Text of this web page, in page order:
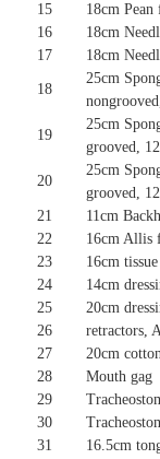
15
18cm Pean
16
18cm
17
18cm
18
25cm
19
25cm
grooved,
20
25cm
grooved,
21 11cm
22
16cm Allis
23
16cm
24
14cm
25
20cm
26
retractors,
27
20cm
28
Mouth gag
29
30
31
16.5cm